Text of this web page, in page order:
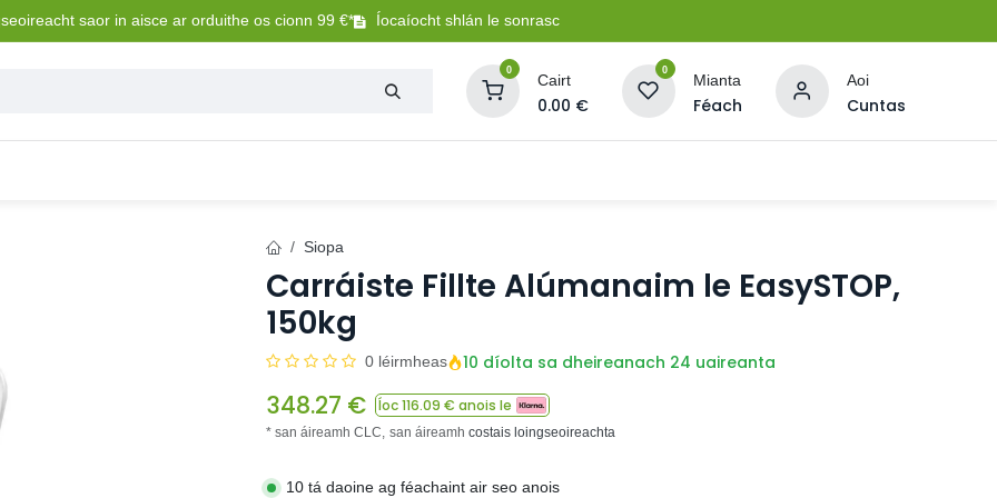
saor in aisce ar orduithe os cionn 99 €* Íocaíocht shlán le sonrasc
0
Cairt
0.00 €
0
Mianta
Féach
Aoi
Cuntas
Siopa
Carráiste Fillte Alúmanaim le EasySTOP,
150kg
0 léirmheas 10 díolta sa dheireanach 24 uaireanta
348.27 € Íoc116.09 € anois le
* san áireamh CLC, san áireamh costais loingseoireachta
10 tá daoine ag féachaint air seo anois